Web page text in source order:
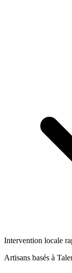
Intervention locale
Artisans basés à